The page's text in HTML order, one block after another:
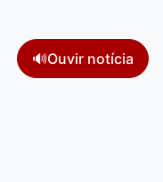
🔊Ouvir notícia